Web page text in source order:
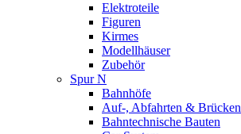
Elektroteile
Figuren
Kirmes
Modellhäuser
Zubehör
Spur N
Bahnhöfe
Auf-, Abfahrten & Brücken
Bahntechnische Bauten